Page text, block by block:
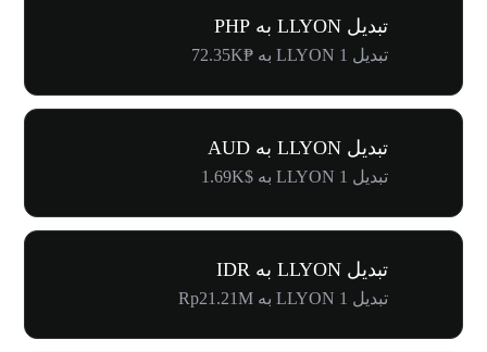
تبدیل LLYON به PHP
تبدیل 1 LLYON به ₱72.35K
تبدیل LLYON به AUD
تبدیل 1 LLYON به $1.69K
تبدیل LLYON به IDR
تبدیل 1 LLYON به Rp21.21M